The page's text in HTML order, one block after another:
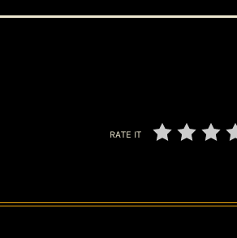
RATE IT